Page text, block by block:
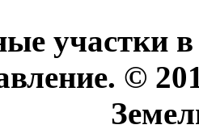
участки
©